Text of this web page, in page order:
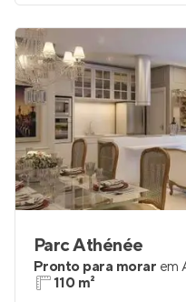
Parc Athénée
Pronto para morar em
110 m²